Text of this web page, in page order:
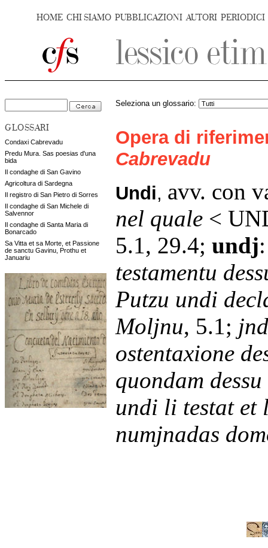
HOME CHI SIAMO PUBBLICAZIONI AUTORI PERIODICI
GLOSSARI
Condaxi Cabrevadu
Predu Mura. Sas poesias d'una
bida
Il condaghe di San Gavino
Agricoltura di Sardegna
Il registro di San Pietro di Sorres
Il condaghe di San Michele di
Salvennor
Il condaghe di Santa Maria di
Bonarcado
Sa Vitta et sa Morte, et Passione
de sanctu Gavinu, Prothu et
Januariu
Seleziona un glossario:
Opera di
Cabrevadu
Undi, avv. con
nel quale <
5.1, 29.4; undj:
testamentu
Putzu undi
Moljnu, 5.1;
ostentaxione
quondam
undi li testat et
numjnadas